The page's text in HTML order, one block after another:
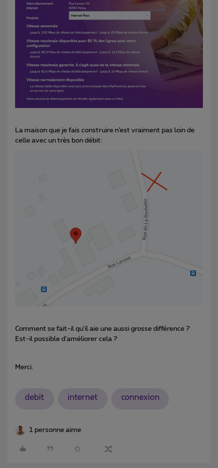
La maison que je fais construire n’est vraiment pas loin de
celle avec un très bon débit:
Comment se fait-il qu’il aie une aussi grosse différence ?
Est-il possible d’améliorer cela ?
Merci.
debit internet connexion
1 personne aime